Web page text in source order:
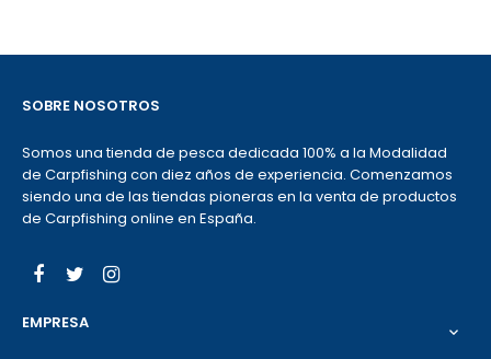
SOBRE NOSOTROS
Somos una tienda de pesca dedicada 100% a la Modalidad
de Carpfishing con diez años de experiencia. Comenzamos
siendo una de las tiendas pioneras en la venta de productos
de Carpfishing online en España.
Facebook
Twitter
EMPRESA 